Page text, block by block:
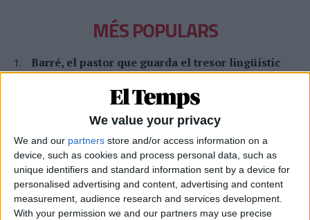
We value your privacy
We and our partners store and/or access information on a
device, such as cookies and process personal data, such as
unique identifiers and standard information sent by a device for
personalised advertising and content, advertising and content
measurement, audience research and services development.
With your permission we and our partners may use precise
MÉS POPULARS
Barré, el pastor que guarda el tresor lingüístic
del belsetà
Qui és Ánchel Lois Saludas, el pastor que s'ha entestat a recopilar
totes les paraules del belsetà,
Violeta Tena
La resurrecció de les nostres lletraferides
medievals
L'AVL rescata de l'oblit les escriptores de l'edat mitjana
PerMoisés Pérez